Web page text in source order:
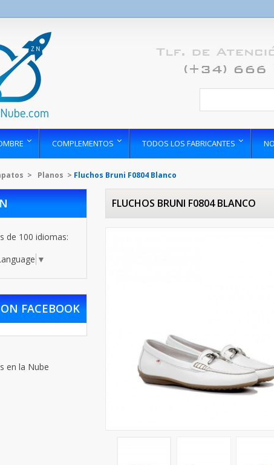
COMPLEMENTOS TODOS LOS FABRICANTES
> Planos > Fluchos Bruni F0804 Blanco
de 100 idiomas:
▼
FACEBOOK
FLUCHOS BRUNI F0804 BLANCO